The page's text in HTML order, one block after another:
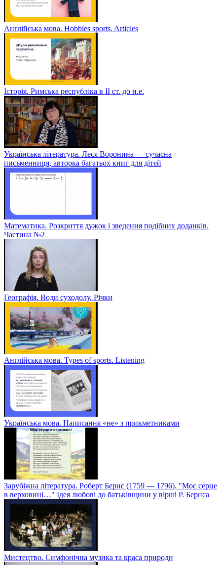
Англійська мова. Hobbies sports. Articles
Історія. Римська республіка в ІІ ст. до н.е.
Українська література. Леся Воронина — сучасна
письменниця, авторка багатьох книг для дітей
Математика. Розкриття дужок і зведення подібних доданків.
Частина №2
Географія. Води суходолу. Річки
Англійська мова. Types of sports. Listening
Українська мова. Написання «не» з прикметниками
Зарубіжна література. Роберт Бернс (1759 — 1796). "Моє серце
в верховині…" Ідея любові до батьківщини у вірші Р. Бернса
Мистецтво. Симфонічна музика та краса природи